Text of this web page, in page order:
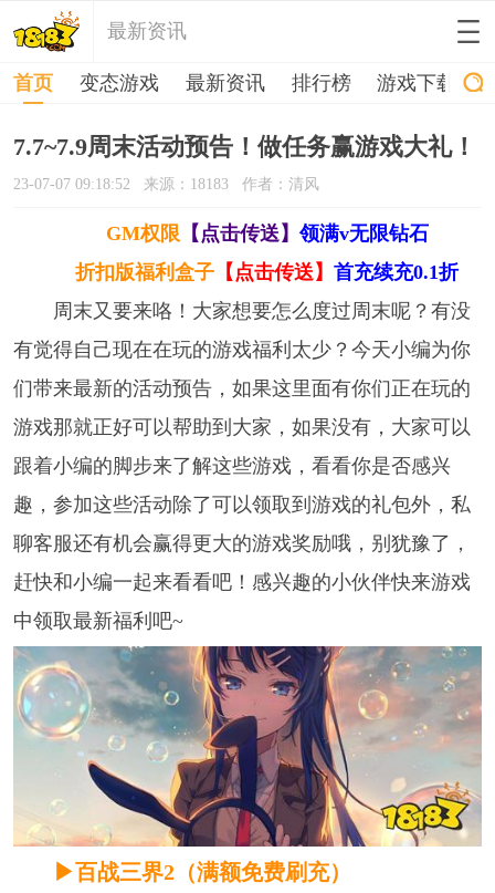
最新资讯
首页 变态游戏 最新资讯 排行榜 游戏下载
7.7~7.9周末活动预告！做任务赢游戏大礼！
23-07-07 09:18:52 来源：18183 作者：清风
GM权限 【点击传送】 领满v无限钻石
折扣版福利盒子 【点击传送】首充续充0.1折
周末又要来咯！大家想要怎么度过周末呢？有没
有觉得自己现在在玩的游戏福利太少？今天小编为你
们带来最新的活动预告，如果这里面有你们正在玩的
游戏那就正好可以帮助到大家，如果没有，大家可以
跟着小编的脚步来了解这些游戏，看看你是否感兴
趣，参加这些活动除了可以领取到游戏的礼包外，私
聊客服还有机会赢得更大的游戏奖励哦，别犹豫了，
赶快和小编一起来看看吧！感兴趣的小伙伴快来游戏
中领取最新福利吧~
▶百战三界2（满额免费刷充）